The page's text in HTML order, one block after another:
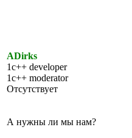
ADirks
1c++ developer
1c++ moderator
Отсутствует
А нужны ли мы нам?